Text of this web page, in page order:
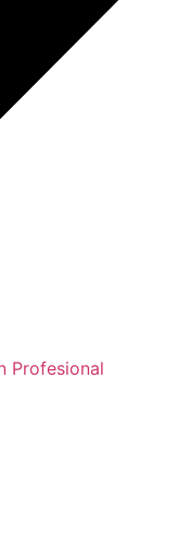
Profesional